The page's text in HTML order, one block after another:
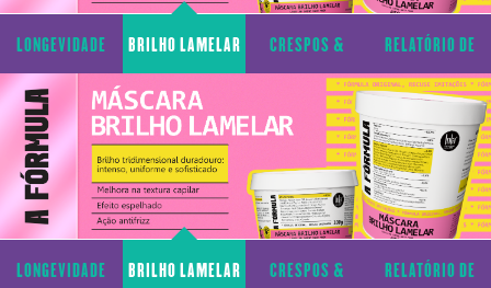
LONGEVIDADE
CAPILAR
BRILHO LAMELAR CRESPOS &
CACHOS
RELATÓRIO DE
TRANSPARÊNCIA
LONGEVIDADE BRILHO LAMELAR CRESPOS & RELATÓRIO DE